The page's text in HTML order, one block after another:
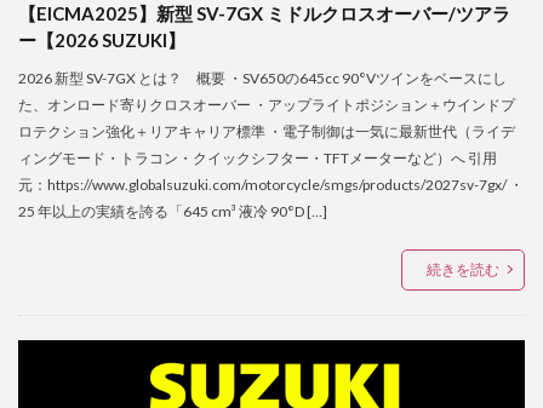
【EICMA2025】新型 SV-7GX ミドルクロスオーバー/ツアラ
ー【2026 SUZUKI】
2026 新型 SV-7GX とは？ 概要 ・SV650の645cc 90°Vツインをベースにし
た、オンロード寄りクロスオーバー ・アップライトポジション＋ウインドプ
ロテクション強化＋リアキャリア標準 ・電子制御は一気に最新世代（ライデ
ィングモード・トラコン・クイックシフター・TFTメーターなど）へ 引用
元：https://www.globalsuzuki.com/motorcycle/smgs/products/2027sv-7gx/ ・
25 年以上の実績を誇る「645 cm³ 液冷 90°D […]
続きを読む